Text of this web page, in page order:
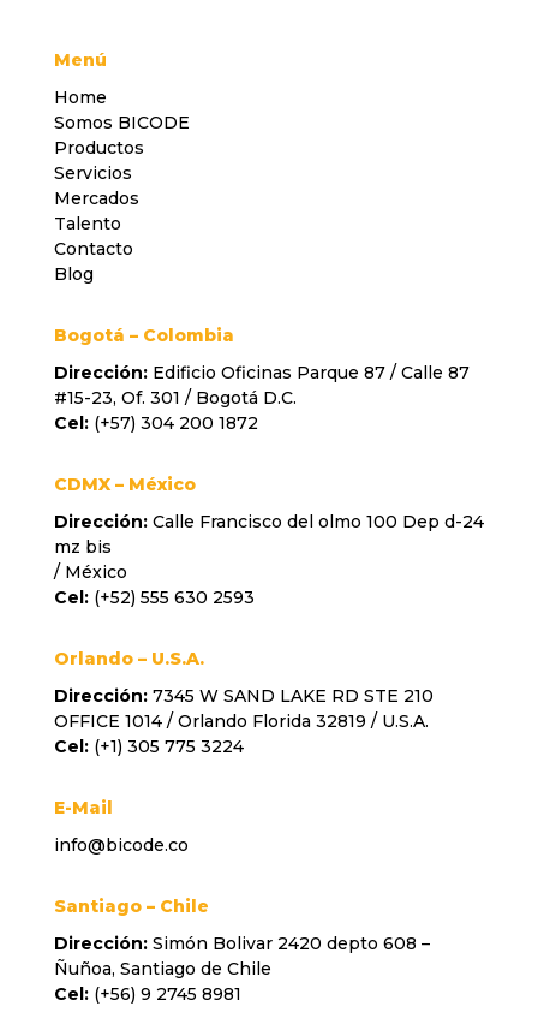
Menú
Home
Somos BICODE
Productos
Servicios
Mercados
Talento
Contacto
Blog
Bogotá – Colombia
Dirección:Edificio Oficinas Parque 87 / Calle 87
#15-23, Of. 301 / Bogotá D.C.
Cel:(+57) 304 200 1872
CDMX – México
Dirección:Calle Francisco del olmo 100 Dep d-24
mz bis
/ México
Cel:(+52) 555 630 2593
Orlando – U.S.A.
Dirección:7345 W SAND LAKE RD STE 210
OFFICE 1014 / Orlando Florida 32819 / U.S.A.
Cel:(+1) 305 775 3224
E-Mail
info@bicode.co
Santiago– Chile
Dirección:Simón Bolivar 2420 depto 608 –
Ñuñoa, Santiago de Chile
Cel:(+56) 9 2745 8981